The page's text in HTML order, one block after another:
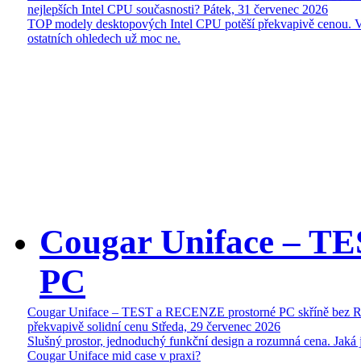
nejlepších Intel CPU současnosti? Pátek, 31 červenec 2026
TOP modely desktopových Intel CPU potěší překvapivě cenou.
ostatních ohledech už moc ne.
Cougar Uniface –
PC
Cougar Uniface – TEST a RECENZE prostorné PC skříně bez
překvapivě solidní cenu Středa, 29 červenec 2026
Slušný prostor, jednoduchý funkční design a rozumná cena. Jaká
Cougar Uniface mid case v praxi?